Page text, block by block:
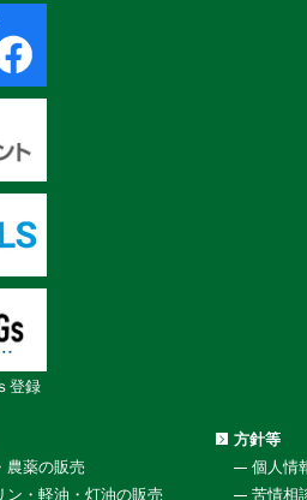
登録
農薬の販売
ン・軽油・灯油の販売
方針等
個人情
苦情相